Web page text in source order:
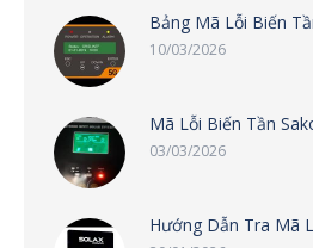
Bảng Mã Lỗi Biến
10/03/2026
Mã Lỗi Biến Tần
03/03/2026
Hướng Dẫn Tra Mã